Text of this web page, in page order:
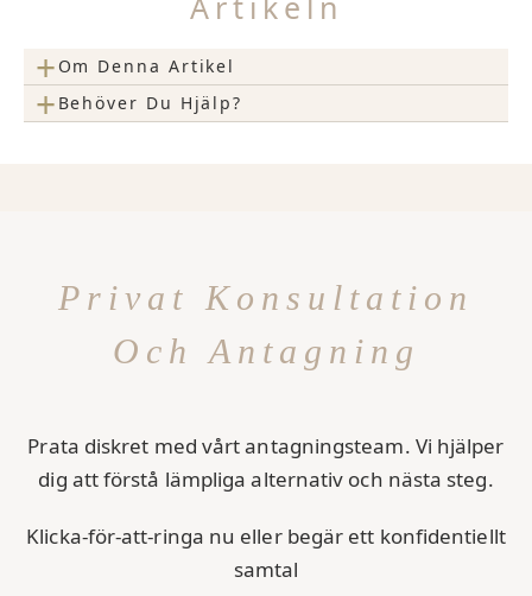
+ Om Denna Artikel
+ Behöver Du Hjälp?
Privat Konsultation
Och Antagning
Prata diskret med vårt antagningsteam. Vi hjälper
dig att förstå lämpliga alternativ och nästa steg.
Klicka-för-att-ringa nu eller begär ett konfidentiellt
samtal